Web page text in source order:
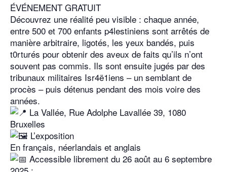
ÉVÉNEMENT GRATUIT
Découvrez une réalité peu visible : chaque année,
entre 500 et 700 enfants p4lestiniens sont arrêtés de
manière arbitraire, ligotés, les yeux bandés, puis
t0rturés pour obtenir des aveux de faits qu’ils n’ont
souvent pas commis. Ils sont ensuite jugés par des
tribunaux militaires Isr4ë1iens – un semblant de
procès – puis détenus pendant des mois voire des
années.
La Vallée, Rue Adolphe Lavallée 39, 1080
Bruxelles
L’exposition
En français, néerlandais et anglais
Accessible librement du 26 août au 6 septembre